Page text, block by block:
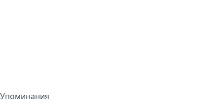
Упоминания